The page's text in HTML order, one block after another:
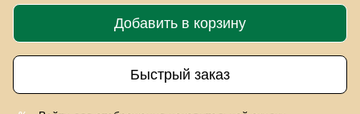
Добавить в корзину
Быстрый заказ